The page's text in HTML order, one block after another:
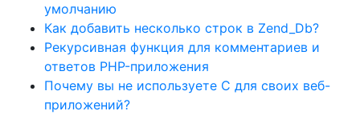
умолчанию
Как добавить несколько строк в Zend_Db?
Рекурсивная функция для комментариев и
ответов PHP-приложения
Почему вы не используете C для своих веб-
приложений?